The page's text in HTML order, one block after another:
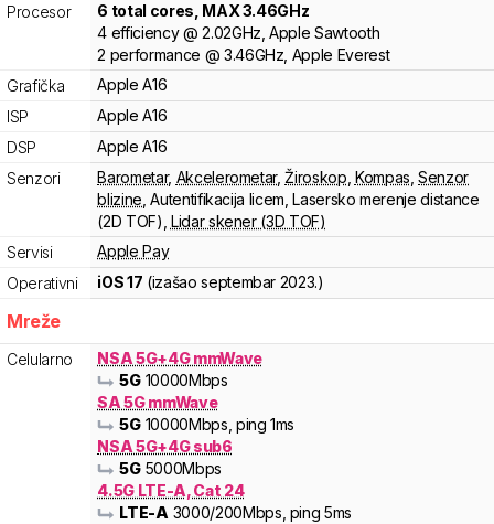
Procesor
6 total cores , MAX3.46GHz
4 efficiency @ 2.02GHz,Apple Sawtooth
2 performance @ 3.46GHz, Apple Everest
Grafička
Apple A16
ISP
Apple A16
DSP
Apple A16
Senzori
Barometar, Akcelerometar,Žiroskop Kompas ,Senzor
blizine ,Autentifikacija licem ,Lasersko merenje distance
(2D TOF) Lidar skener (3D TOF)
Servisi
Apple Pay
Operativni
iOS 17 (izašao septembar 2023.)
Mreže
Celularno
NSA 5G+4G mmWave
5G 10000Mbps
SA 5G mmWave
5G 10000Mbps , ping 1ms
NSA 5G+4G sub6
5G 5000Mbps
4.5G LTE-A, Cat 24
LTE-A 3000/200Mbps , ping 5ms